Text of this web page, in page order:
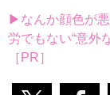
▶なんか顔色が
労でもない“意外
［PR］